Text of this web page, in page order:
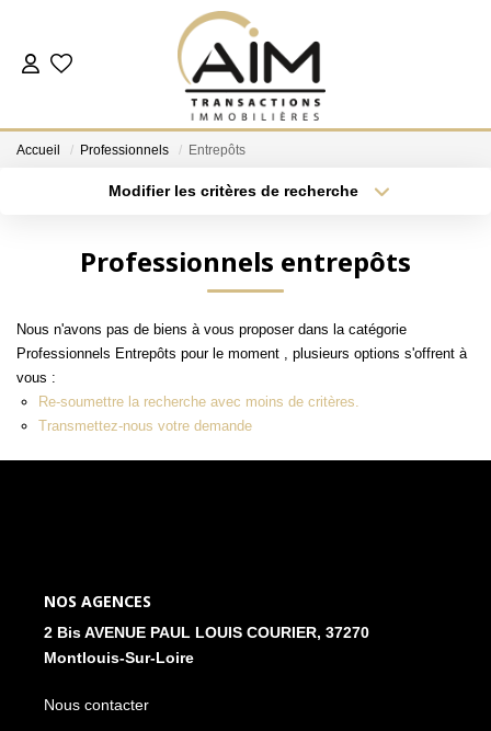
ACHETER
Les Agences
Notre Équipe
Nous Rejoindre
Nos Témoignages
MON COMPTE
Accueil Professionnels Entrepôts
Modifier les critères de recherche
Plus de critères Créer une alerte
Professionnels entrepôts
Nous n'avons pas de biens à vous proposer dans la catégorie
Professionnels Entrepôts pour le moment , plusieurs options s'offrent à
vous :
Re-soumettre la recherche avec moins de critères.
Transmettez-nous votre demande
NOS AGENCES
2 Bis AVENUE PAUL LOUIS COURIER, 37270
Montlouis-Sur-Loire
Nous contacter